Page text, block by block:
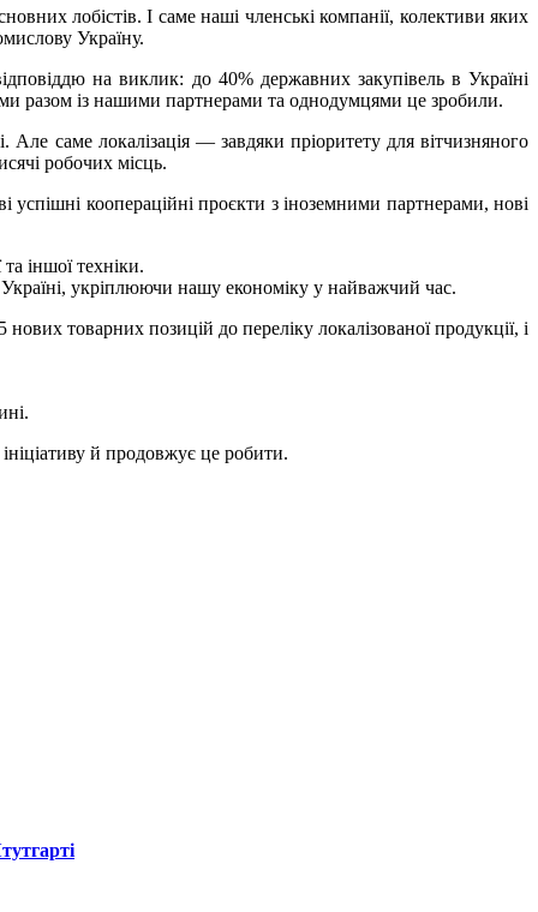
лобістів. І саме наші членські компанії, колективи яких
Україну.
на виклик: до 40% державних закупівель в Україні
разом із нашими партнерами та однодумцями це зробили.
саме локалізація — завдяки пріоритету для вітчизняного
робочих місць.
успішні коопераційні проєкти з іноземними партнерами, нові
іншої техніки.
укріплюючи нашу економіку у найважчий час.
товарних позицій до переліку локалізованої продукції, і
й продовжує це робити.